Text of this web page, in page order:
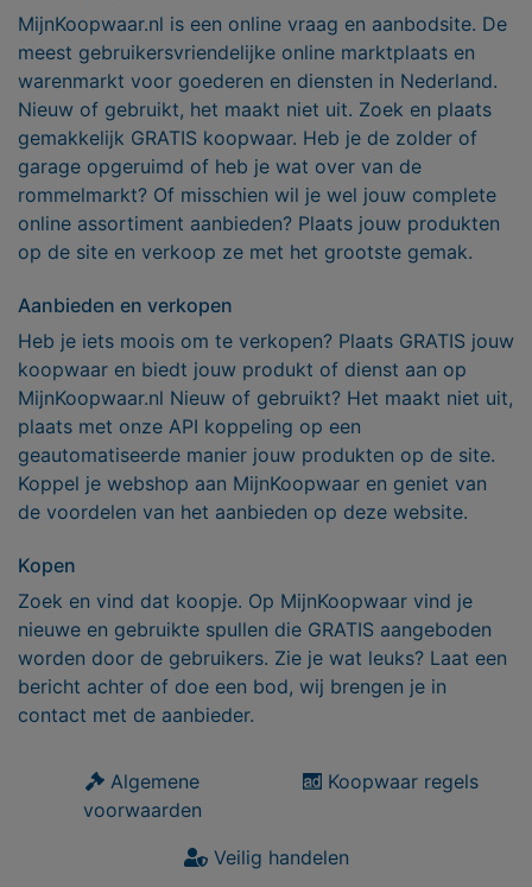
MijnKoopwaar.nl is een online vraag en aanbodsite. De
meest gebruikersvriendelijke online marktplaats en
warenmarkt voor goederen en diensten in Nederland.
Nieuw of gebruikt, het maakt niet uit. Zoek en plaats
gemakkelijk GRATIS koopwaar. Heb je de zolder of
garage opgeruimd of heb je wat over van de
rommelmarkt? Of misschien wil je wel jouw complete
online assortiment aanbieden? Plaats jouw produkten
op de site en verkoop ze met het grootste gemak.
Aanbieden en verkopen
Heb je iets moois om te verkopen? Plaats GRATIS jouw
koopwaar en biedt jouw produkt of dienst aan op
MijnKoopwaar.nl Nieuw of gebruikt? Het maakt niet uit,
plaats met onze API koppeling op een
geautomatiseerde manier jouw produkten op de site.
Koppel je webshop aan MijnKoopwaar en geniet van
de voordelen van het aanbieden op deze website.
Kopen
Zoek en vind dat koopje. Op MijnKoopwaar vind je
nieuwe en gebruikte spullen die GRATIS aangeboden
worden door de gebruikers. Zie je wat leuks? Laat een
bericht achter of doe een bod, wij brengen je in
contact met de aanbieder.
Algemene
voorwaarden
Koopwaar regels
Veilig handelen